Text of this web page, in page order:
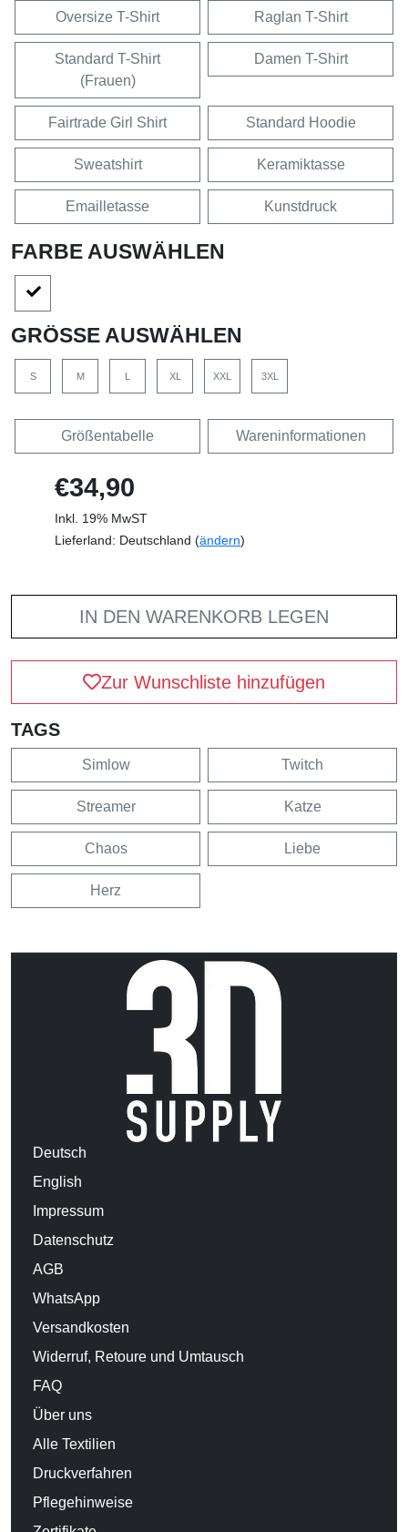
Oversize T-Shirt Raglan T-Shirt
Standard T-Shirt
(Frauen)
Damen T-Shirt
Fairtrade Girl Shirt Standard Hoodie
Sweatshirt Keramiktasse
Emailletasse Kunstdruck
FARBE AUSWÄHLEN
GRÖSSE AUSWÄHLEN
S M L XL XXL 3XL
Größentabelle Wareninformationen
€34,90
Inkl. 19% MwST
Lieferland: Deutschland (ändern)
IN DEN WARENKORB LEGEN
Zur Wunschliste hinzufügen
TAGS
Simlow Twitch
Streamer Katze
Chaos Liebe
Herz
Deutsch
English
Impressum
Datenschutz
AGB
WhatsApp
Versandkosten
Widerruf, Retoure und Umtausch
FAQ
Über uns
Alle Textilien
Druckverfahren
Pflegehinweise